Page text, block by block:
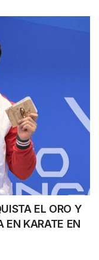
EL ORO Y
EN KARATE EN